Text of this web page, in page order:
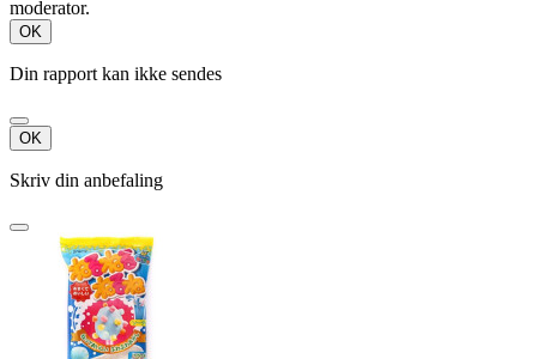
moderator.
OK
Din rapport kan ikke sendes
OK
Skriv din anbefaling